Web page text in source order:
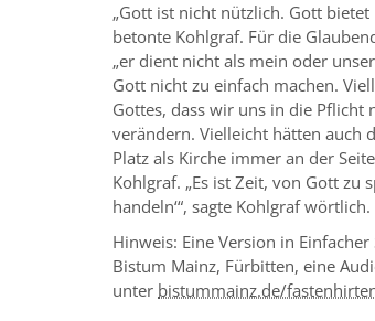
„Gott ist nicht nützlich. Gott
betonte Kohlgraf. Für die
„er dient nicht als mein oder
Gott nicht zu einfach machen.
Gottes, dass wir uns in die Pflicht
verändern. Vielleicht hätten auch
Platz als Kirche immer an der
Kohlgraf. „Es ist Zeit, von Gott zu
handeln‘“, sagte Kohlgraf wörtlich.
Hinweis: Eine Version in
Bistum Mainz, Fürbitten, eine
unter bistummainz.de/